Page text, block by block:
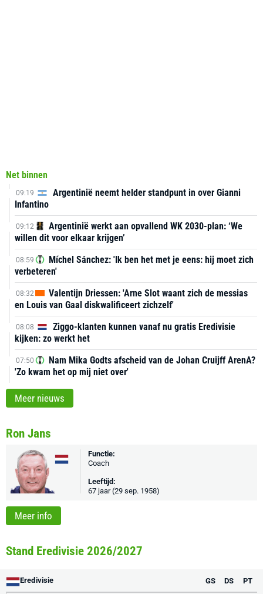
Net binnen
09:19
Argentinië neemt helder standpunt in over Gianni
Infantino
09:12
Argentinië werkt aan opvallend WK 2030-plan: ‘We
willen dit voor elkaar krijgen’
08:59
Míchel Sánchez: 'Ik ben het met je eens: hij moet zich
verbeteren'
08:32
Valentijn Driessen: 'Arne Slot waant zich de messias
en Louis van Gaal diskwalificeert zichzelf'
08:08
Ziggo-klanten kunnen vanaf nu gratis Eredivisie
kijken: zo werkt het
07:50
Nam Mika Godts afscheid van de Johan Cruijff ArenA?
'Zo kwam het op mij niet over'
Meer nieuws
Ron Jans
Functie:
Coach
Leeftijd:
67 jaar (29 sep. 1958)
Meer info
Stand Eredivisie 2026/2027
Eredivisie GS DS PT